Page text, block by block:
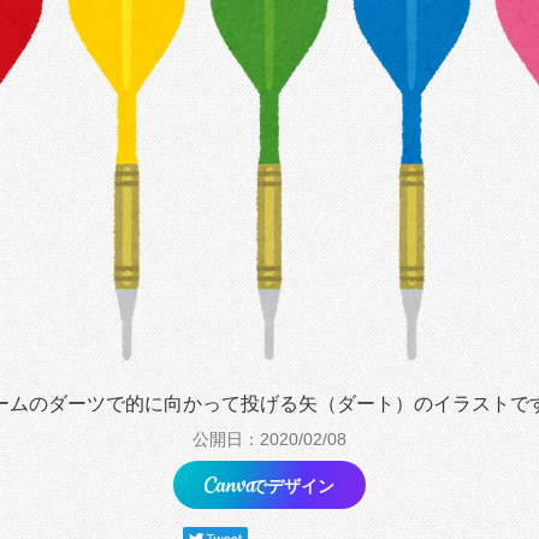
ムのダーツで的に向かって投げる矢（ダート）のイラストで
公開日：2020/02/08
でデザイン